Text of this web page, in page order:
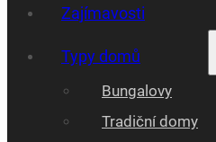
Zajímavosti
Typy domů
Bungalovy
Tradiční domy